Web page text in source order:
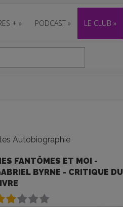
+ » PODCAST » LE CLUB »
Autobiographie
FANTÔMES ET MOI -
BYRNE - CRITIQUE DU